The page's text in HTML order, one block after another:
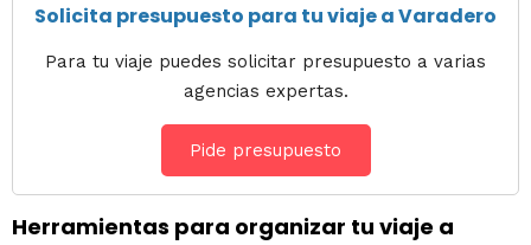
Solicita presupuesto para tu viaje a Varadero
Para tu viaje puedes solicitar presupuesto a varias
agencias expertas.
Pide presupuesto
Herramientas para organizar tu viaje a